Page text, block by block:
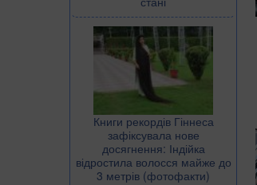
Книги рекордів Гіннеса
зафіксувала нове
досягнення: Індійка
відростила волосся майже до
3 метрів (фотофакти)